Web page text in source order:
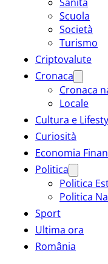
Scuola
Società
Turismo
Criptovalute
Cronaca
Cronaca
Locale
Cultura e
Curiosità
Economia
Politica
Politica
Politica
Sport
Ultima ora
România